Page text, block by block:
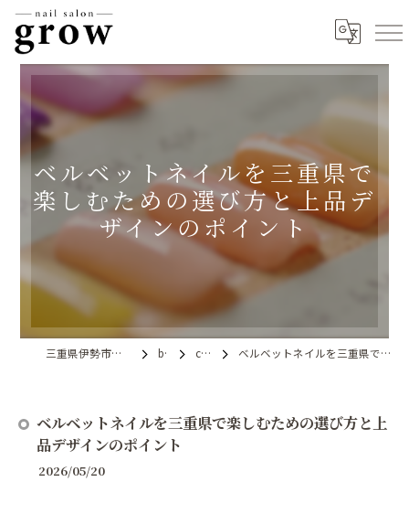
ベルベットネイルを三重県で
楽しむための選び方と上品デ
ザインのポイント
三重県伊勢市のネイルならnail salon grow blog column ベルベットネイルを三重県で楽しむための選び方と上品デザインのポイント
ベルベットネイルを三重県で楽しむための選び方と上
品デザインのポイント
2026/05/20